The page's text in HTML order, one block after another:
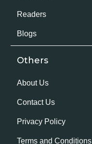
Readers
Blogs
Others
About Us
Contact Us
Privacy Policy
Terms and Conditions